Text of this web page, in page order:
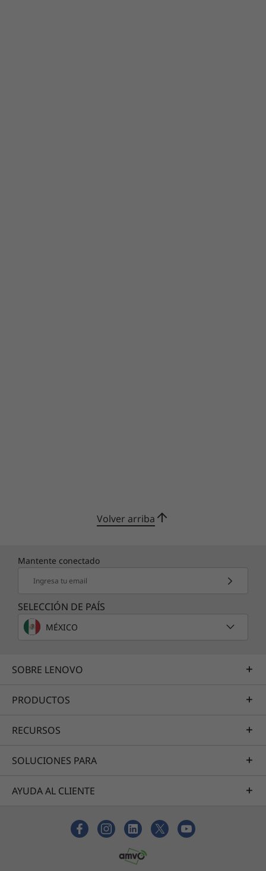
Volver arriba
Mantente conectado
Ingresa tu email
SELECCIÓN DE PAÍS
MÉXICO
SOBRE LENOVO
PRODUCTOS
RECURSOS
SOLUCIONES PARA
AYUDA AL CLIENTE